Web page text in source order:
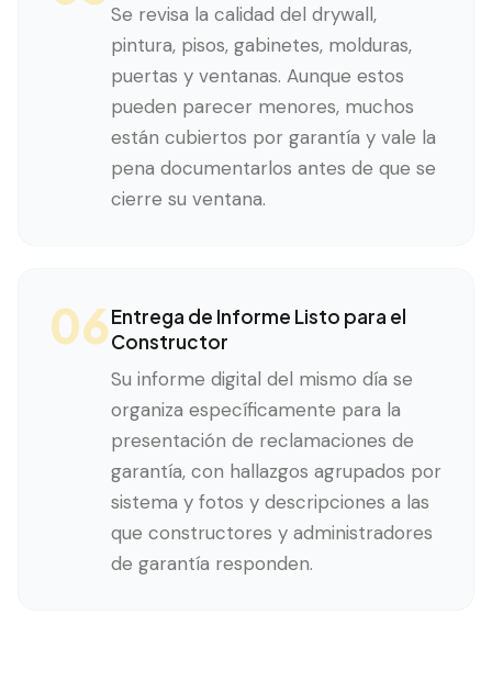
Se revisa la calidad del drywall,
pintura, pisos, gabinetes, molduras,
puertas y ventanas. Aunque estos
pueden parecer menores, muchos
están cubiertos por garantía y vale la
pena documentarlos antes de que se
cierre su ventana.
06Entrega de Informe Listo para el
Constructor
Su informe digital del mismo día se
organiza específicamente para la
presentación de reclamaciones de
garantía, con hallazgos agrupados por
sistema y fotos y descripciones a las
que constructores y administradores
de garantía responden.